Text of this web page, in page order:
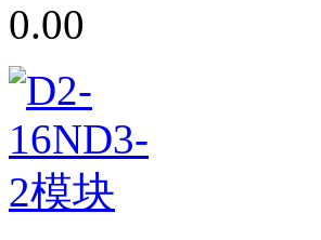
0.00